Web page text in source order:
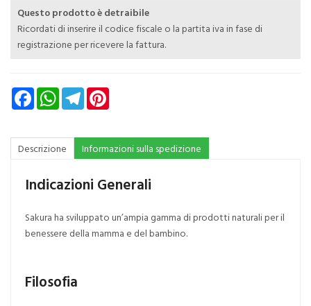
Questo prodotto è detraibile
Ricordati di inserire il codice fiscale o la partita iva in fase di
registrazione per ricevere la fattura.
FacebookWhatsAppTelegram
Descrizione Informazioni sulla spedizione
Indicazioni Generali
Sakura ha sviluppato un’ampia gamma di prodotti naturali per il
benessere della mamma e del bambino.
Filosofia